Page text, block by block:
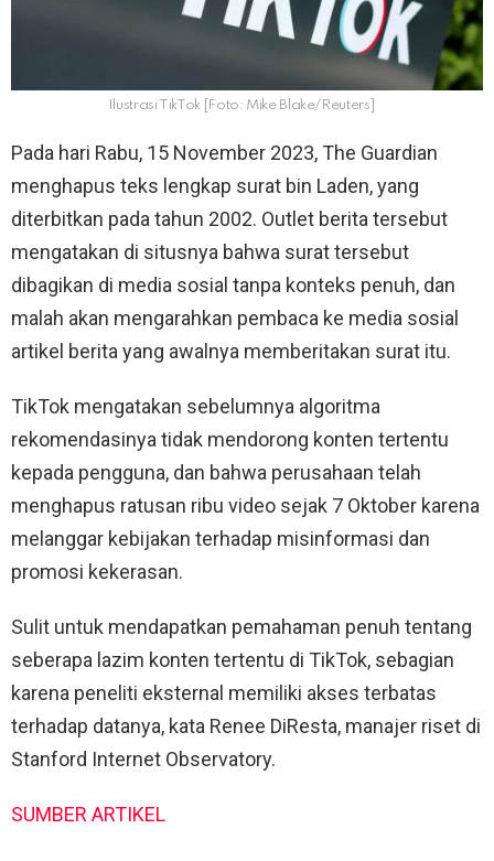
Ilustrasi TikTok [Foto: Mike Blake/Reuters]
Pada hari Rabu, 15 November 2023, The Guardian
menghapus teks lengkap surat bin Laden, yang
diterbitkan pada tahun 2002. Outlet berita tersebut
mengatakan di situsnya bahwa surat tersebut
dibagikan di media sosial tanpa konteks penuh, dan
malah akan mengarahkan pembaca ke media sosial
artikel berita yang awalnya memberitakan surat itu.
TikTok mengatakan sebelumnya algoritma
rekomendasinya tidak mendorong konten tertentu
kepada pengguna, dan bahwa perusahaan telah
menghapus ratusan ribu video sejak 7 Oktober karena
melanggar kebijakan terhadap misinformasi dan
promosi kekerasan.
Sulit untuk mendapatkan pemahaman penuh tentang
seberapa lazim konten tertentu di TikTok, sebagian
karena peneliti eksternal memiliki akses terbatas
terhadap datanya, kata Renee DiResta, manajer riset di
Stanford Internet Observatory.
SUMBER ARTIKEL